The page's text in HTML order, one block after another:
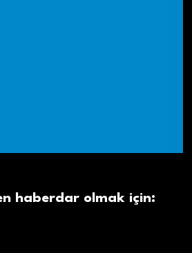
haberdar olmak için: